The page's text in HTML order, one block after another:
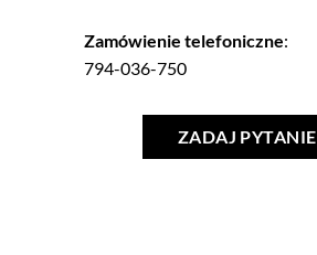
Zamówienie telefoniczne:
794-036-750
ZADAJ PYTANIE